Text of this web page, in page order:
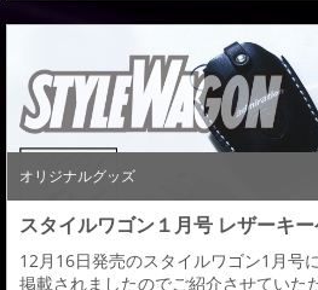
オリジナルグッズ
スタイルワゴン１月号 レザーキ
12月16日発売のスタイルワゴン1月号
掲載されましたのでご紹介させていた